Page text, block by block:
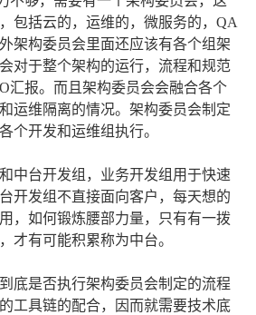
包括云的，运维的，微服务的，QA
架构委员会里面还应该有各个组架
对于整个架构的运行，流程和规范
汇报。而且架构委员会会融合各个
运维隔离的情况。架构委员会制定
个开发和运维组执行。
中台开发组，业务开发组用于快速
开发组不直接面向客户，每天想的
，如何锻炼腰部力量，只有有一拨
才有可能积累称为中台。
底是否执行架构委员会制定的流程
工具链的配合，因而就需要技术底